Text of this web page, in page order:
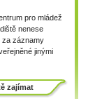
pro mládež
nenese
za záznamy
jinými
zajímat